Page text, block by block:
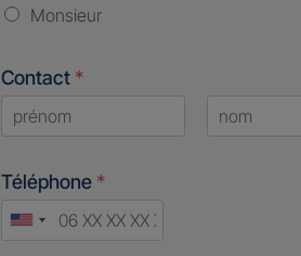
Monsieur
Contact *
Téléphone *
United